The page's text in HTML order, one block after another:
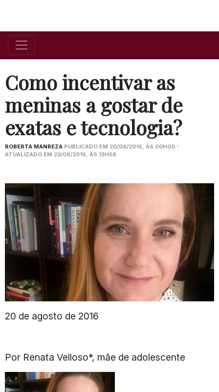
Como incentivar as
meninas a gostar de
exatas e tecnologia?
ROBERTA MANREZA PUBLICADO EM 20/08/2016, ÀS 00H00 -
ATUALIZADO EM 23/08/2016, ÀS 13H58
20 de agosto de 2016
Por Renata Velloso*, mãe de adolescente